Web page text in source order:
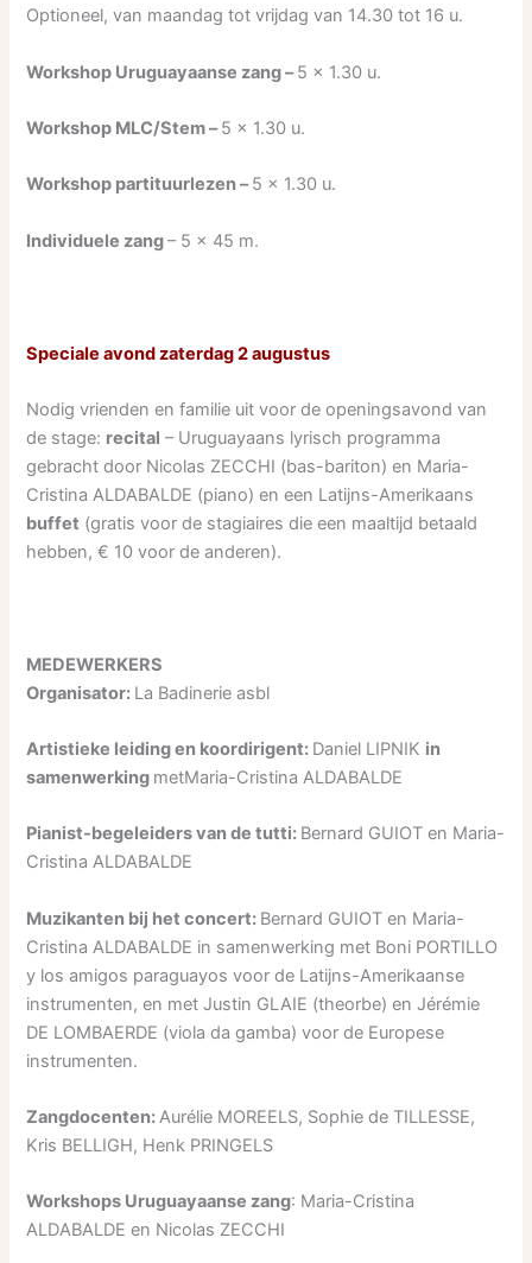
Optioneel, van maandag tot vrijdag van 14.30 tot 16 u.
Workshop Uruguayaanse zang –5 x 1.30 u.
Workshop MLC/Stem –5 x 1.30 u.
Workshop partituurlezen –5 x 1.30 u.
Individuele zang– 5 x 45 m.
Speciale avond zaterdag 2 augustus
Nodig vrienden en familie uit voor de openingsavond van
de stage: recital – Uruguayaans lyrisch programma
gebracht door Nicolas ZECCHI (bas-bariton) en Maria-
Cristina ALDABALDE (piano) en een Latijns-Amerikaans
buffet (gratis voor de stagiaires die een maaltijd betaald
hebben, € 10 voor de anderen).
MEDEWERKERS
Organisator: La Badinerie asbl
Artistieke leiding en koordirigent: Daniel LIPNIK in
samenwerking metMaria-Cristina ALDABALDE
Pianist-begeleiders van de tutti: Bernard GUIOT en Maria-
Cristina ALDABALDE
Muzikanten bij het concert: Bernard GUIOT en Maria-
Cristina ALDABALDE in samenwerking met Boni PORTILLO
y los amigos paraguayos voor de Latijns-Amerikaanse
instrumenten, en met Justin GLAIE (theorbe) en Jérémie
DE LOMBAERDE (viola da gamba) voor de Europese
instrumenten.
Zangdocenten:Aurélie MOREELS, Sophie de TILLESSE,
Kris BELLIGH, Henk PRINGELS
Workshops Uruguayaanse zang: Maria-Cristina
ALDABALDE en Nicolas ZECCHI